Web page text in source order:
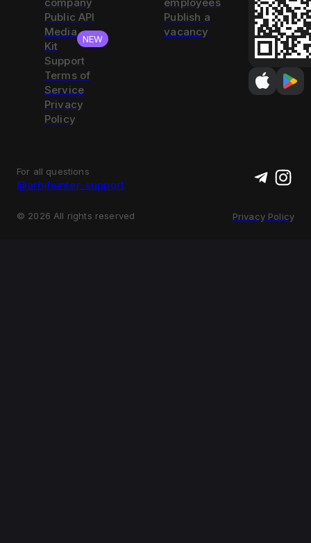
Public API
Media
Kit
NEW
Support
Terms of
Service
Privacy
Policy
Publish a
vacancy
For all questions
@arbihunter_support
© 2026 All rights reserved Privacy Policy